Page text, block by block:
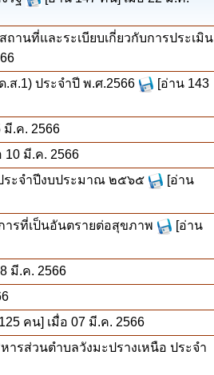
านที่และระเบียบเกี่ยวกับการประเมิน
.1) ประจำปี พ.ศ.2566
[อ่าน 143
มี.ค. 2566
10 มี.ค. 2566
ระจำปีงบประมาณ ๒๕๖๕
[อ่าน
รที่เป็นอันตรายต่อสุขภาพ
[อ่าน
มี.ค. 2566
คน] เมื่อ 07 มี.ค. 2566
รส่วนตำบลวังมะปรางเหนือ ประจำ